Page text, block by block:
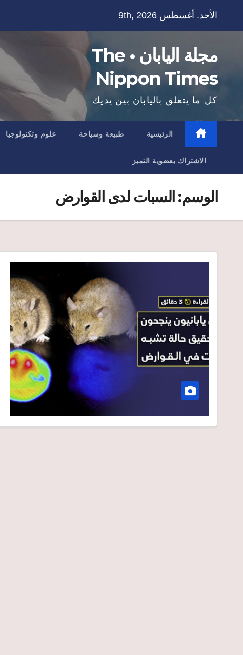
الأحد. أغسطس 9th, 2026
مجلة اليابان • The
Nippon Times
كل ما يتعلق باليابان بين يديك
الرئيسية طبيعة وسياحة علوم وتكنولوجيا
الاشتراك بعضوية التميز
الوسم: السبات لدى القوارض